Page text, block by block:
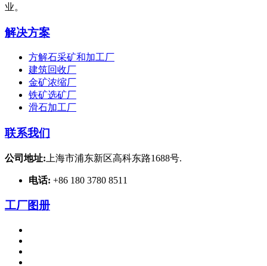
业。
解决方案
方解石采矿和加工厂
建筑回收厂
金矿浓缩厂
铁矿选矿厂
滑石加工厂
联系我们
公司地址: 上海市浦东新区高科东路1688号.
电话: +86 180 3780 8511
工厂图册